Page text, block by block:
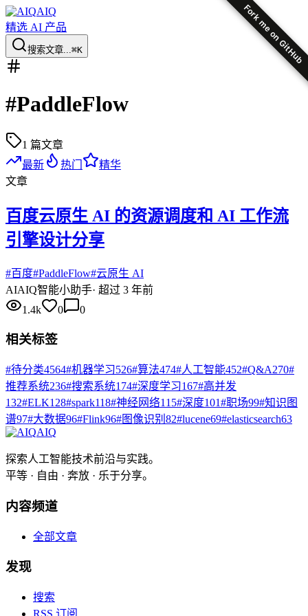
Fork me on GitHub
AIQ
精选 AI 产品
搜索文章...⌘K
#PaddleFlow
1 篇文章
最新
热门
精华
文章
百度云原生 AI 的资源调度和 AI 工作流
引擎设计分享
#百度#PaddleFlow#云原生 AI
AIAIQ智能小助手· 超过 3 年前
1.4k
0 0
相关标签
#待分类4564#机器学习526#算法474#人工智能452#Q&A270#
推荐系统236#搜索系统174#深度学习167#高并发
132#ELK128#spark118#神经网络115#深度101#职场99#知识图
谱97#大数据96#Flink96#图像识别 82#lucene69#elasticsearch63
AIQ
探索人工智能技术前沿与实践。
平等 · 自由 · 奔放 · 乐于分享。
内容频道
全部文章
发现
搜索
RSS 订阅